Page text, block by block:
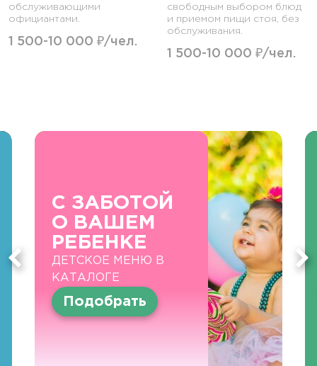
обслуживающими
официантами.
1 500-10 000 ₽/чел.
свободным выбором блюд
и приемом пищи стоя, без
обслуживания.
1 500-10 000 ₽/чел.
С ЗАБОТОЙ
О ВАШЕМ
РЕБЕНКЕ
ДЕТСКОЕ МЕНЮ В
КАТАЛОГЕ
Подобрать